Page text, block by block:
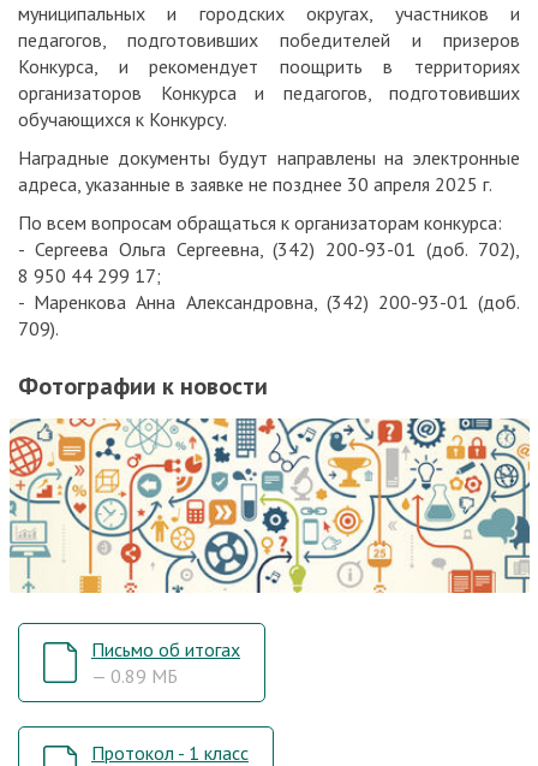
муниципальных и городских округах, участников и
педагогов, подготовивших победителей и призеров
Конкурса, и рекомендует поощрить в территориях
организаторов Конкурса и педагогов, подготовивших
обучающихся к Конкурсу.
Наградные документы будут направлены на электронные
адреса, указанные в заявке не позднее 30 апреля 2025 г.
По всем вопросам обращаться к организаторам конкурса:
- Сергеева Ольга Сергеевна, (342) 200-93-01 (доб. 702),
8 950 44 299 17;
- Маренкова Анна Александровна, (342) 200-93-01 (доб.
709).
Фотографии к новости
Письмо об итогах
— 0.89 МБ
Протокол - 1 класс